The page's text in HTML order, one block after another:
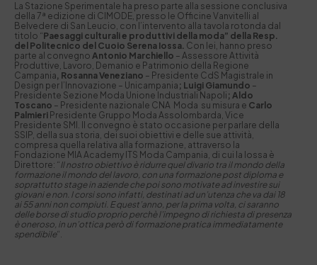
La Stazione Sperimentale ha preso parte alla sessione conclusiva
della 7ª edizione di CIMODE, presso le Officine Vanvitelli al
Belvedere di San Leucio, con l’intervento alla tavola rotonda dal
titolo “Paesaggi culturali e produttivi della moda” della Resp.
del Politecnico del Cuoio Serena Iossa. Con lei, hanno preso
parte al convegno Antonio Marchiello – Assessore Attività
Produttive, Lavoro, Demanio e Patrimonio della Regione
Campania, Rosanna Veneziano – Presidente CdS Magistrale in
Design per l’Innovazione – Unicampania ; Luigi Giamundo –
Presidente Sezione Moda Unione Industriali Napoli ; Aldo
Toscano – Presidente nazionale CNA Moda su misura e Carlo
Palmieri Presidente Gruppo Moda Assolombarda, Vice
Presidente SMI. Il convegno è stato occasione per parlare della
SSIP, della sua storia, dei suoi obiettivi e delle sue attività,
compresa quella relativa alla formazione, attraverso la
Fondazione MIA Academy ITS Moda Campania, di cui la Iossa è
Direttore: “Il nostro obiettivo è ridurre quel divario tra il mondo della
formazione il mondo del lavoro, con una formazione post diploma e
soprattutto stage in aziende che poi sono motivate ad investire sui
giovani e non. I corsi sono infatti, destinati ad un’utenza che va dai 18
ai 55 anni non compiuti. E quest’anno, per la prima volta, ci saranno
delle borse di studio proprio perchè l’impegno di richiesta di presenza
è oneroso, in un’ottica però di formazione pratica immediatamente
spendibile“.